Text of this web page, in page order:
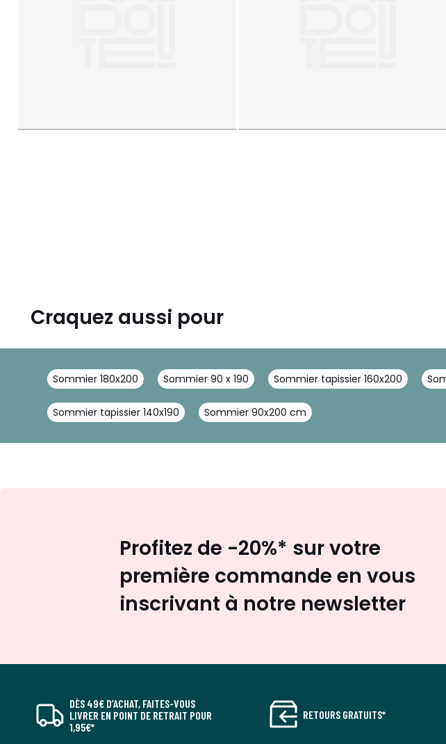
Craquez aussi pour
Sommier 180x200 Sommier 90 x 190 Sommier tapissier 160x200
Sommier tapissier 140x190 Sommier 90x200 cm
Profitez de -20%* sur votre
première commande en vous
inscrivant à notre newsletter
DÈS 49€ D’ACHAT, FAITES-VOUS
LIVRER EN POINT DE RETRAIT POUR
1,95€*
RETOURS GRATUITS*